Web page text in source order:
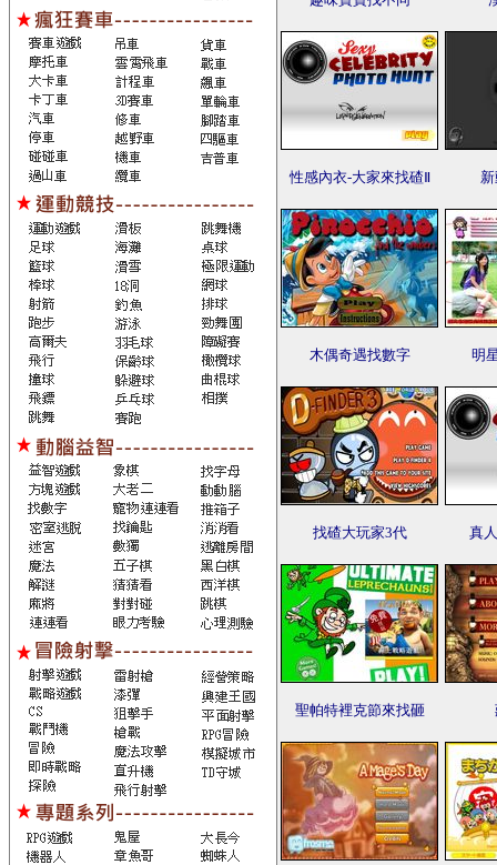
性感內衣-大家來找碴Ⅱ
木偶奇遇找數字 明
找碴大玩家3代 真
聖帕特裡克節來找砸